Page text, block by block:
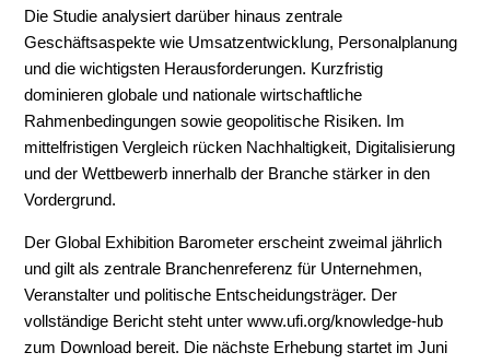
Die Studie analysiert darüber hinaus zentrale
Geschäftsaspekte wie Umsatzentwicklung, Personalplanung
und die wichtigsten Herausforderungen. Kurzfristig
dominieren globale und nationale wirtschaftliche
Rahmenbedingungen sowie geopolitische Risiken. Im
mittelfristigen Vergleich rücken Nachhaltigkeit, Digitalisierung
und der Wettbewerb innerhalb der Branche stärker in den
Vordergrund.
Der Global Exhibition Barometer erscheint zweimal jährlich
und gilt als zentrale Branchenreferenz für Unternehmen,
Veranstalter und politische Entscheidungsträger. Der
vollständige Bericht steht unter www.ufi.org/knowledge-hub
zum Download bereit. Die nächste Erhebung startet im Juni